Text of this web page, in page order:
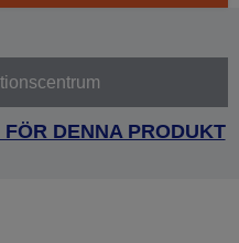
DENNA PRODUKT